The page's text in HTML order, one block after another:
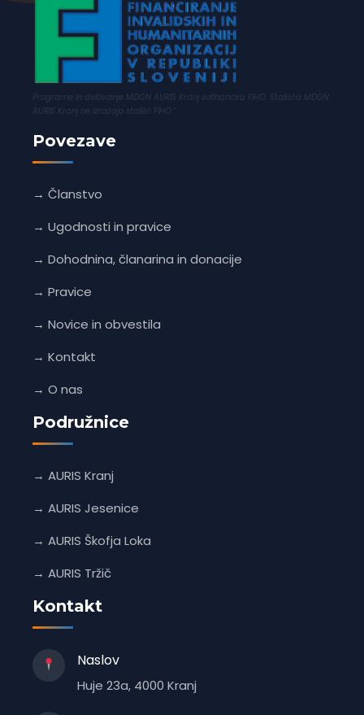
Programe in delovanje MDGN AURIS Kranj sofinancira FIHO. Stališča MDGN
AURIS Kranj ne izražajo stališč FIHO.”
Povezave
→ Članstvo
→ Ugodnosti in pravice
→ Dohodnina, članarina in donacije
→ Pravice
→ Novice in obvestila
→ Kontakt
→ O nas
Podružnice
→ AURIS Kranj
→ AURIS Jesenice
→ AURIS Škofja Loka
→ AURIS Tržič
Kontakt
Naslov
Huje 23a, 4000 Kranj